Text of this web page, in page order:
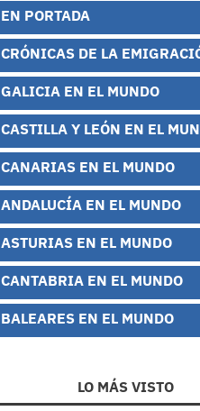
EN PORTADA
CRÓNICAS DE LA
GALICIA EN EL MUNDO
CASTILLA Y LEÓN EN EL
CANARIAS EN EL MUNDO
ANDALUCÍA EN EL MUNDO
ASTURIAS EN EL MUNDO
CANTABRIA EN EL MUNDO
BALEARES EN EL MUNDO
LO MÁS VISTO